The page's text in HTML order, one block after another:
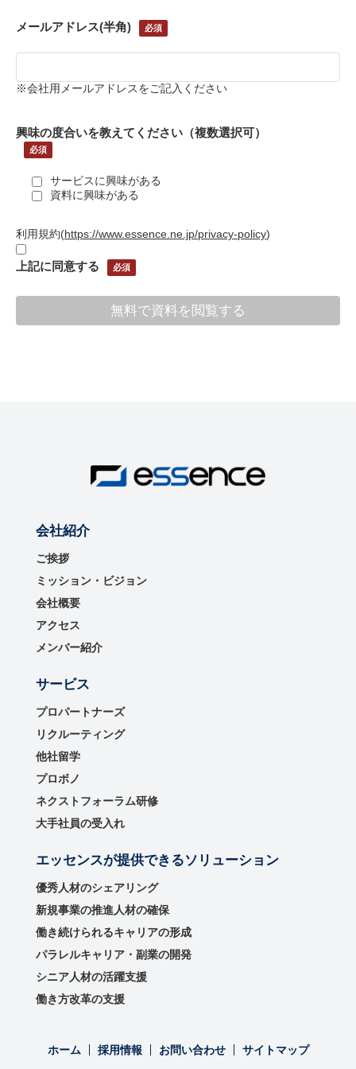
メールアドレス(半角)
※会社用メールアドレスをご記入ください
興味の度合いを教えてください（複数選択可）
サービスに興味がある
資料に興味がある
利用規約(https://www.essence.ne.jp/privacy-policy)
上記に同意する
会社紹介
ご挨拶
ミッション・ビジョン
会社概要
アクセス
メンバー紹介
サービス
プロパートナーズ
リクルーティング
他社留学
プロボノ
ネクストフォーラム研修
大手社員の受入れ
エッセンスが提供できるソリューション
優秀⼈材のシェアリング
新規事業の推進⼈材の確保
働き続けられるキャリアの形成
パラレルキャリア・副業の開発
シニア人材の活躍支援
働き方改革の支援
ホーム 採用情報 お問い合わせ サイトマップ